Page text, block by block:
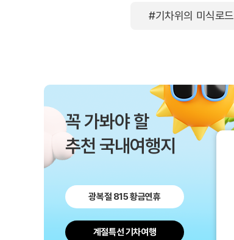
#기차위의 미식로드
꼭 가봐야 할
추천 국내여행지
광복절 815 황금연휴
계절특선 기차여행